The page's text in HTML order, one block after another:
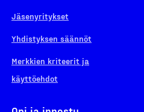
Jäsenyritykset
Yhdistyksen säännöt
Merkkien kriteerit ja
käyttöehdot